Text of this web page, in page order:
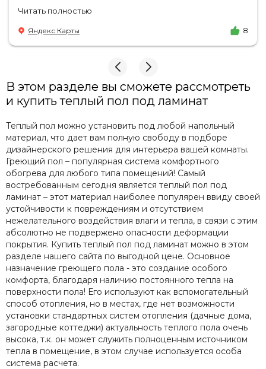
цену. Всегда на связи, на все вопросы есть ответы.
Доставка на удобный день, удобное время! Никаких
замечаний, только бесконечное удовольствие от
взаимодействия с ней. Вот это я понимаю - ЛИЦО
И надеюсь наши чудесные радиаторы будут греть
много-много лет) СПАСИБО!!!!
Читать полностью
Яндекс Карты 8
В этом разделе вы сможете рассмотреть
и купить теплый пол под ламинат
Теплый пол можно установить под любой напольный
материал, что дает вам полную свободу в подборе
дизайнерского решения для интерьера вашей комнаты.
Греющий пол – популярная система комфортного
обогрева для любого типа помещений! Самый
востребованным сегодня является теплый пол под
ламинат – этот материал наиболее популярен ввиду своей
устойчивости к повреждениям и отсутствием
нежелательного воздействия влаги и тепла, в связи с этим
абсолютно не подвержено опасности деформации
покрытия. Купить теплый пол под ламинат можно в этом
разделе нашего сайта по выгодной цене. Основное
назначение греющего пола - это создание особого
комфорта, благодаря наличию постоянного тепла на
поверхности пола! Его используют как вспомогательный
способ отопления, но в местах, где нет возможности
установки стандартных систем отопления (дачные дома,
загородные коттеджи) актуальность теплого пола очень
высока, т.к. он может служить полноценным источником
тепла в помещение, в этом случае используется особа
система расчета.